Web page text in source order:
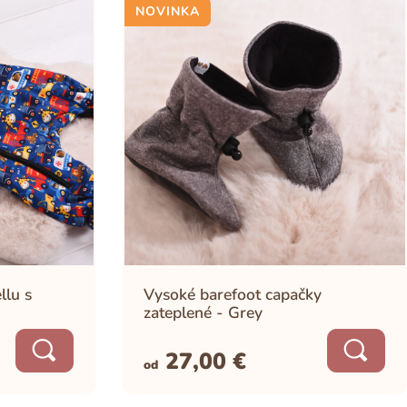
s
NOVINKA
Vysoké barefoot capačky
zateplené - Grey
od 27,00€